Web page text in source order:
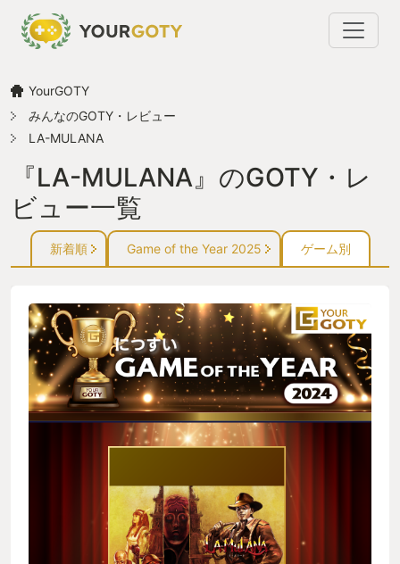
YourGOTY
みんなのGOTY・レビュー
LA-MULANA
『LA-MULANA』のGOTY・レ
ビュー一覧
新着順 Game of the Year 2025 ゲーム別